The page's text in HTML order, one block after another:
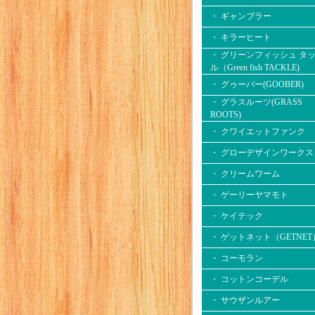
・ ギャンブラー
・ キラーヒート
・ グリーンフィッシュ タ
ル（Green fish TACKLE)
・ グゥーバー(GOOBER)
・ グラスルーツ(GRASS
ROOTS)
・ クワイエットファンク
・ グローデザインワークス
・ クリームワーム
・ ゲーリーヤマモト
・ ケイテック
・ ゲットネット（GETNET
・ コーモラン
・ コットンコーデル
・ サウザンルアー